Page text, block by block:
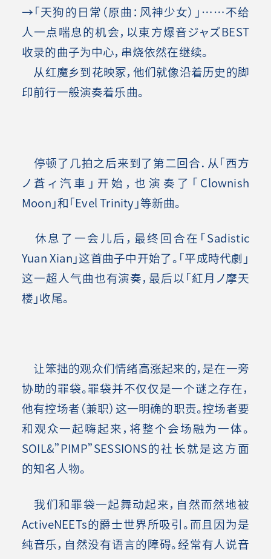
→「天狗的日常（原曲：风神少女）」……不给
人一点喘息的机会，以東方爆音ジャズBEST
收录的曲子为中心，串烧依然在继续。
从红魔乡到花映冢，他们就像沿着历史的脚
印前行一般演奏着乐曲。
停顿了几拍之后来到了第二回合．从「西方
ノ蒼ィ汽車」开始，也演奏了「Clownish
Moon」和「Evel Trinity」等新曲。
休息了一会儿后，最终回合在「Sadistic
Yuan Xian」这首曲子中开始了。「平成時代劇」
这一超人气曲也有演奏，最后以「紅月ノ摩天
楼」收尾。
让笨拙的观众们情绪高涨起来的，是在一旁
协助的罪袋。罪袋并不仅仅是一个谜之存在，
他有控场者（兼职）这一明确的职责。控场者要
和观众一起嗨起来，将整个会场融为一体。
SOIL&”PIMP”SESSIONS的社长就是这方面
的知名人物。
我们和罪袋一起舞动起来，自然而然地被
ActiveNEETs的爵士世界所吸引。而且因为是
纯音乐，自然没有语言的障碍。经常有人说音